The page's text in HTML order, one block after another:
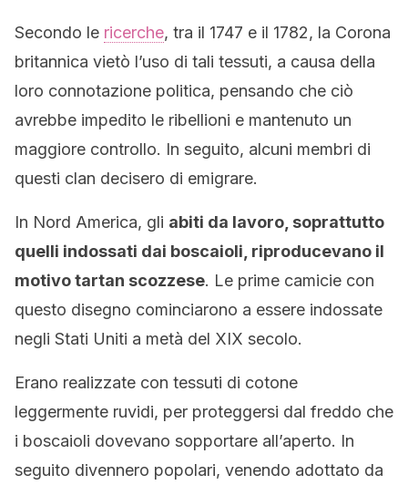
Secondo le ricerche, tra il 1747 e il 1782, la Corona
britannica vietò l’uso di tali tessuti, a causa della
loro connotazione politica, pensando che ciò
avrebbe impedito le ribellioni e mantenuto un
maggiore controllo. In seguito, alcuni membri di
questi clan decisero di emigrare.
In Nord America, gli abiti da lavoro, soprattutto
quelli indossati dai boscaioli, riproducevano il
motivo tartan scozzese. Le prime camicie con
questo disegno cominciarono a essere indossate
negli Stati Uniti a metà del XIX secolo.
Erano realizzate con tessuti di cotone
leggermente ruvidi, per proteggersi dal freddo che
i boscaioli dovevano sopportare all’aperto. In
seguito divennero popolari, venendo adottato da